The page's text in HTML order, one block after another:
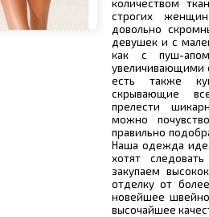
количеством
строгих
довольно
девушек и с
как с пуш-
увеличивающими
есть также
скрывающие
прелести
можно
правильно
Наша одежда
хотят
закупаем
отделку от
новейшее
высочайшее